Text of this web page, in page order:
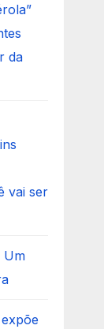
da
vai ser
Um